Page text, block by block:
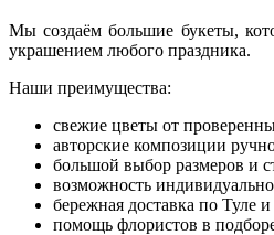
Мы создаём большие букеты,
украшением любого праздника.
Наши преимущества:
свежие цветы от
авторские композиции
большой выбор размеров и
возможность
бережная доставка по Туле и
помощь флористов в